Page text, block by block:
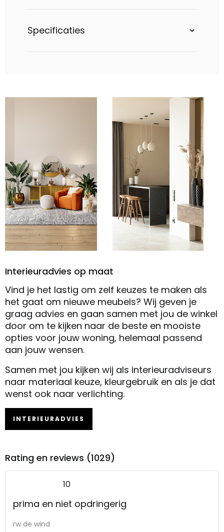
Specificaties
Interieuradvies op maat
Vind je het lastig om zelf keuzes te maken als
het gaat om nieuwe meubels? Wij geven je
graag advies en gaan samen met jou de winkel
door om te kijken naar de beste en mooiste
opties voor jouw woning, helemaal passend
aan jouw wensen.
Samen met jou kijken wij als interieuradviseurs
naar materiaal keuze, kleurgebruik en als je dat
wenst ook naar verlichting.
INTERIEURADVIES
Rating en reviews (1029)
10
prima en niet opdringerig
rw de wind